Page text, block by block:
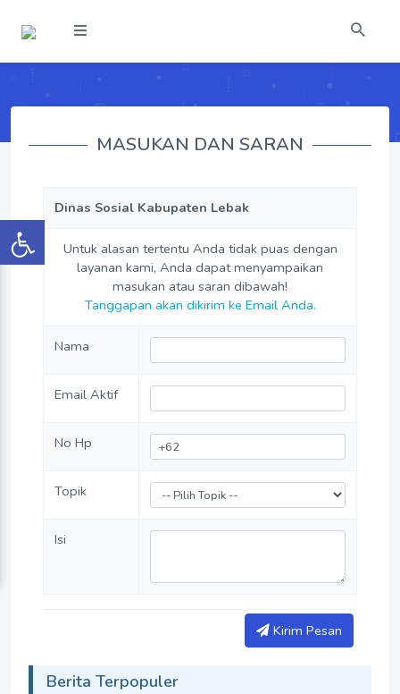
MASUKAN DAN SARAN
Dinas Sosial Kabupaten Lebak
Untuk alasan tertentu Anda tidak puas dengan
layanan kami, Anda dapat menyampaikan
masukan atau saran dibawah!
Tanggapan akan dikirim ke Email Anda.
Nama
Email Aktif
No Hp
Topik
Isi
Kirim Pesan
Berita Terpopuler